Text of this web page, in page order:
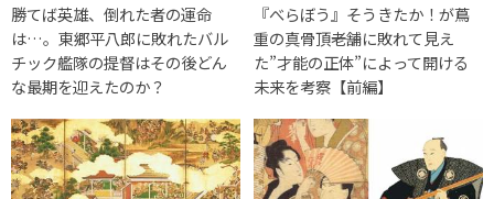
勝てば英雄、倒れた者の運命
は…。東郷平八郎に敗れたバル
チック艦隊の提督はその後どん
な最期を迎えたのか？
『べらぼう』そうきたか！が蔦
重の真骨頂――老舗に敗れて見え
た”才能の正体”によって開ける
未来を考察【前編】